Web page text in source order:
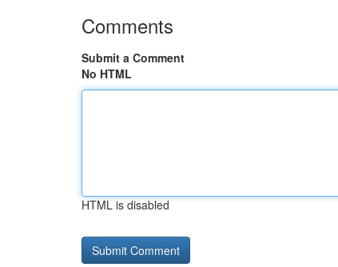
Comments
Submit a Comment
No HTML
HTML is disabled